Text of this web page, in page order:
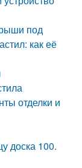
под
как её
отделки и
доска 100.